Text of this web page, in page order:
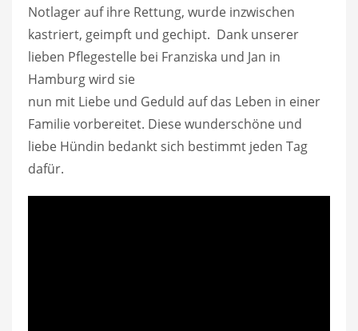
Notlager auf ihre Rettung, wurde inzwischen
kastriert, geimpft und gechipt. Dank unserer
lieben Pflegestelle bei Franziska und Jan in
Hamburg wird sie
nun mit Liebe und Geduld auf das Leben in einer
Familie vorbereitet. Diese wunderschöne und
liebe Hündin bedankt sich bestimmt jeden Tag
dafür.